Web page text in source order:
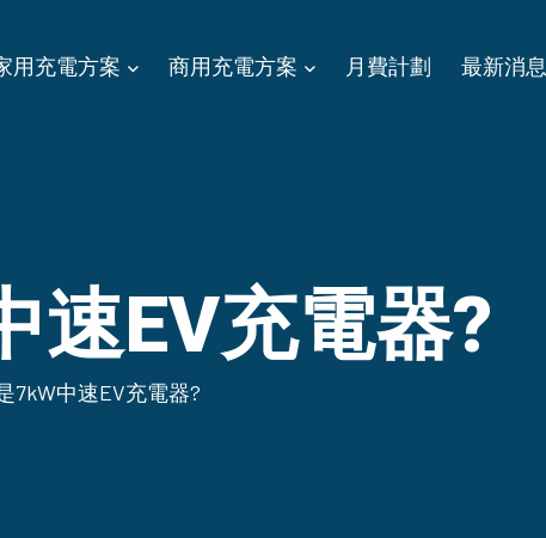
用充電方案 商用充電方案 月費計劃 最新消息
速EV充電器?
7kW中速EV充電器?